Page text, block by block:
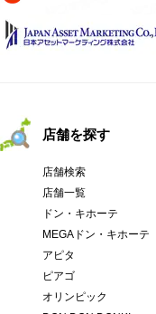
店舗を探す
店舗検索
店舗一覧
ドン・キホーテ
MEGAドン・キホーテ
アピタ
ピアゴ
オリンピック